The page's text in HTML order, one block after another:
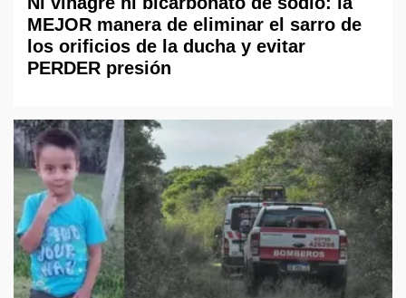
MEJOR manera de eliminar el sarro de
los orificios de la ducha y evitar
PERDER presión